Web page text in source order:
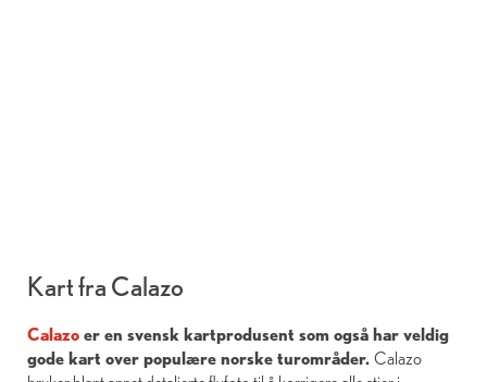
Kart fra Calazo
Calazo er en svensk kartprodusent som også har veldig
gode kart over populære norske turområder. Calazo